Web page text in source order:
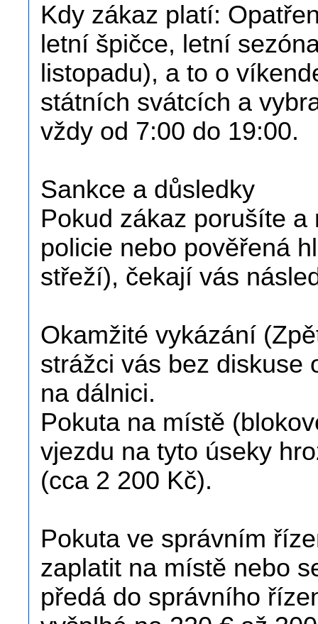
Kdy zákaz platí:
letní špičce, letní
listopadu), a to o
státních svátcích a
vždy od 7:00 do 19:00.
Sankce a důsledky
Pokud zákaz porušíte
policie nebo pověřená
střeží), čekají vás
Okamžité vykázání
strážci vás bez diskuse
na dálnici.
Pokuta na místě
vjezdu na tyto úseky
(cca 2 200 Kč).
Pokuta ve správním
zaplatit na místě nebo
předá do správního